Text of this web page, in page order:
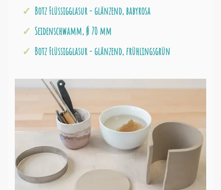
Botz Flüssigglasur - glänzend, babyrosa
Seidenschwamm, Ø 70 mm
Botz Flüssigglasur - glänzend, frühlingsgrün